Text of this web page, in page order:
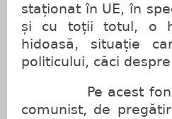
staționat în UE, în
și cu toții totul, o
hidoasă, situație
politicului, căci
Pe acest fond,
comunist, de